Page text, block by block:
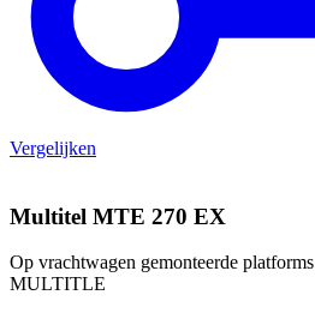
Vergelijken
Multitel MTE 270 EX
Op vrachtwagen gemonteerde platforms
MULTITLE